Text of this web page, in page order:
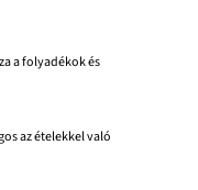
a folyadékok és
az ételekkel való